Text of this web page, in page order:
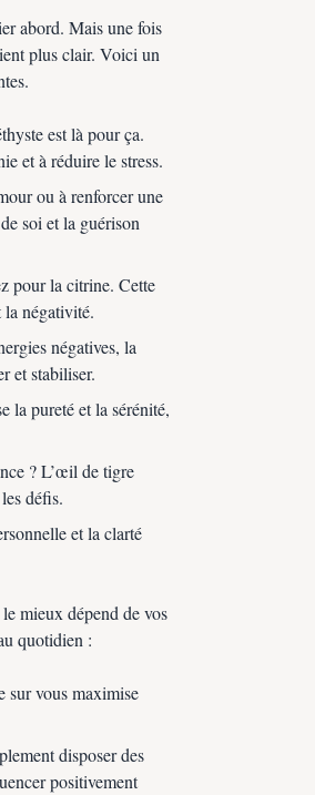
abord. Mais une fois
plus clair. Voici un
est là pour ça.
et à réduire le stress.
ou à renforcer une
soi et la guérison
pour la citrine. Cette
la négativité.
négatives, la
et stabiliser.
la pureté et la sérénité,
? L’œil de tigre
défis.
et la clarté
mieux dépend de vos
quotidien :
sur vous maximise
disposer des
positivement